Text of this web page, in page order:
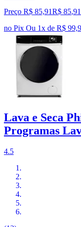
Preço R$ 85,91R$ 85,91
no Pix Ou 1x de R$
Lava e Seca
Programas
4.5